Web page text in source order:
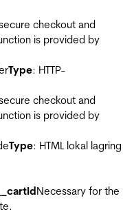
checkout and
is provided by
Type: HTTP-
checkout and
is provided by
Type: HTML lokal lagring
Necessary for the